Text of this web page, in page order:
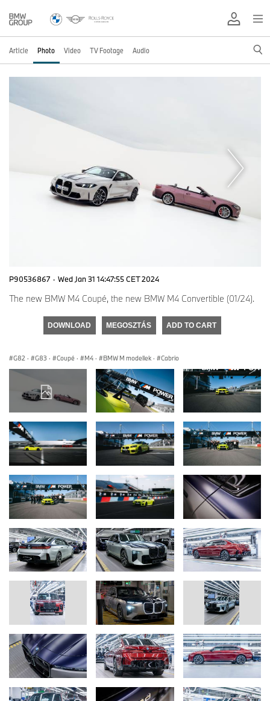
Article Photo Video TV Footage Audio
P90536867 · Wed Jan 31 14:47:55 CET 2024
The new BMW M4 Coupé, the new BMW M4 Convertible (01/24).
DOWNLOAD MEGOSZTÁS ADD TO CART
G82 · G83 · Coupé · M4 · BMW M modellek · Cabrio